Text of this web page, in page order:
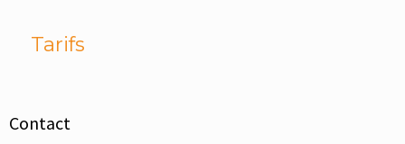
Tarifs
Contact